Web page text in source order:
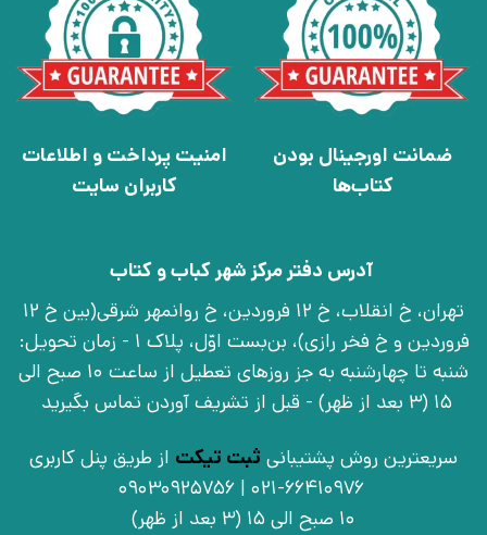
ضمانت اورجینال بودن
کتاب‌ها
امنیت پرداخت و اطلاعات
کاربران سایت
آدرس دفتر مرکز شهر کباب و کتاب
تهران، خ انقلاب، خ 12 فروردین، خ روانمهر شرقی(بین خ 12
فروردین و خ فخر رازی)، بن‌بست اوّل، پلاک 1 - زمان تحویل:
شنبه تا چهارشنبه به جز روزهای تعطیل از ساعت 10 صبح الی
15 (3 بعد از ظهر) - قبل از تشریف آوردن تماس بگیرید
سریعترین روش پشتیبانی ثبت تیکت از طریق پنل کاربری
021-66410976 | 09030925756
10 صبح الی 15 (3 بعد از ظهر)